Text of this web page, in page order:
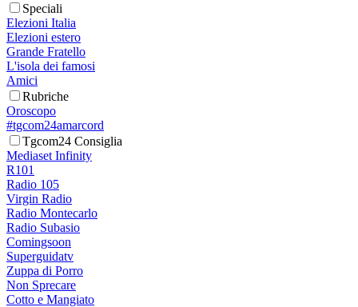
Speciali
Elezioni Italia
Elezioni estero
Grande Fratello
L'isola dei famosi
Amici
Rubriche
Oroscopo
#tgcom24amarcord
Tgcom24 Consiglia
Mediaset Infinity
R101
Radio 105
Virgin Radio
Radio Montecarlo
Radio Subasio
Comingsoon
Superguidatv
Zuppa di Porro
Non Sprecare
Cotto e Mangiato